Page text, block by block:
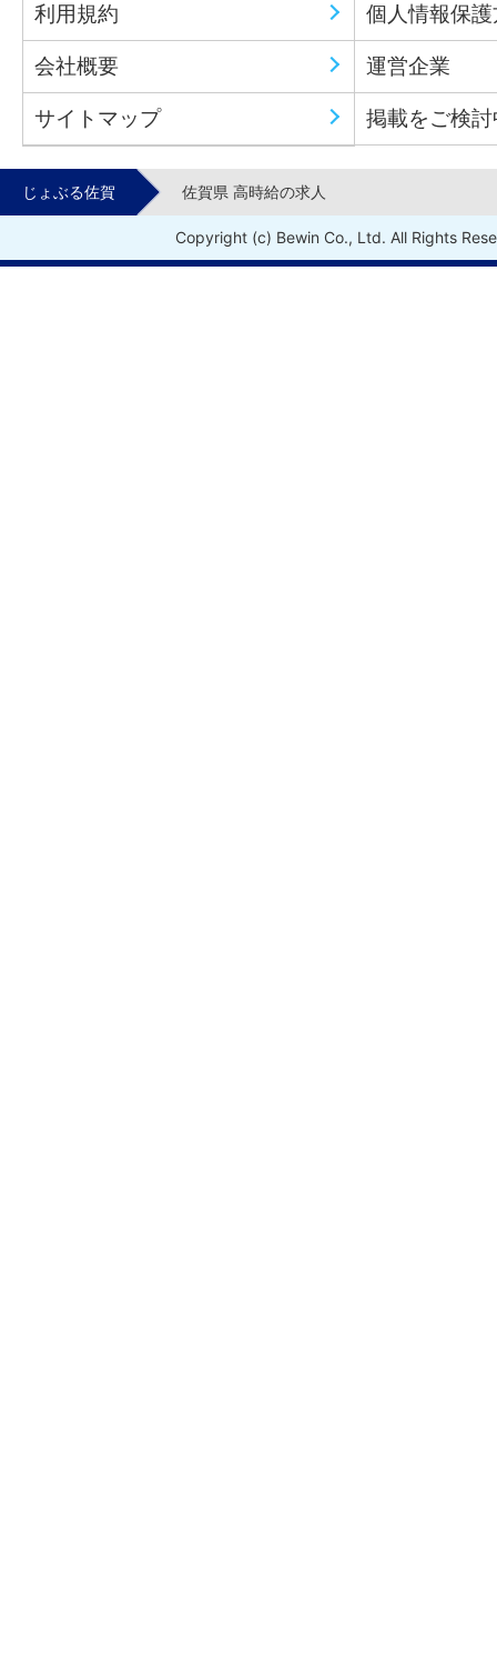
利用規約 個人情報保
会社概要 運営企業
サイトマップ 掲載をご検
じょぶる佐賀 佐賀県 高時給の求人
Copyright (c) Bewin Co., Ltd. All Rights